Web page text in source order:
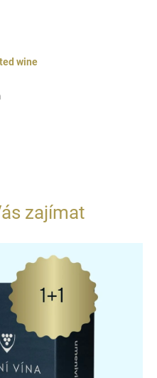
wine
zajímat